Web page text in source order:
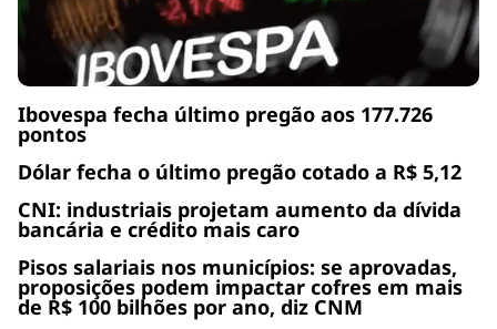
Ibovespa fecha último pregão aos 177.726
pontos
Dólar fecha o último pregão cotado a R$ 5,12
CNI: industriais projetam aumento da dívida
bancária e crédito mais caro
Pisos salariais nos municípios: se aprovadas,
proposições podem impactar cofres em mais
de R$ 100 bilhões por ano, diz CNM